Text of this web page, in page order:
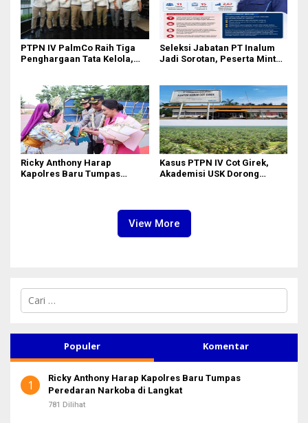
PTPN IV PalmCo Raih Tiga
Penghargaan Tata Kelola,
Seleksi Jabatan PT Inalum
Jadi Sorotan, Peserta Minta
Ricky Anthony Harap
Kapolres Baru Tumpas
Kasus PTPN IV Cot Girek,
Akademisi USK Dorong
View More
C
i
n
u
k
Populer Komentar
1
Ricky Anthony Harap Kapolres Baru Tumpas
Peredaran Narkoba di Langkat
781 Dilihat